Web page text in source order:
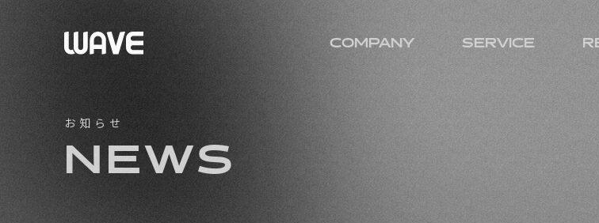
COMPANY SERVICE
お知らせ
NEWS